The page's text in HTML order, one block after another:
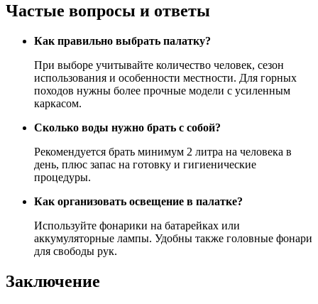
Частые вопросы и ответы
Как правильно выбрать палатку?
При выборе учитывайте количество человек, сезон
использования и особенности местности. Для горных
походов нужны более прочные модели с усиленным
каркасом.
Сколько воды нужно брать с собой?
Рекомендуется брать минимум 2 литра на человека в
день, плюс запас на готовку и гигиенические
процедуры.
Как организовать освещение в палатке?
Используйте фонарики на батарейках или
аккумуляторные лампы. Удобны также головные фонари
для свободы рук.
Заключение